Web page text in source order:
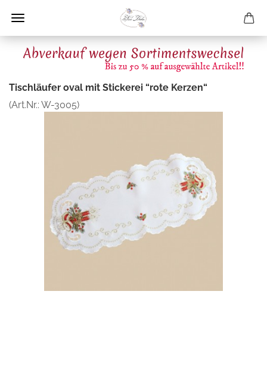
Tischläufer oval mit Stickerei “rote Kerzen“
(Art.Nr.: W-3005)